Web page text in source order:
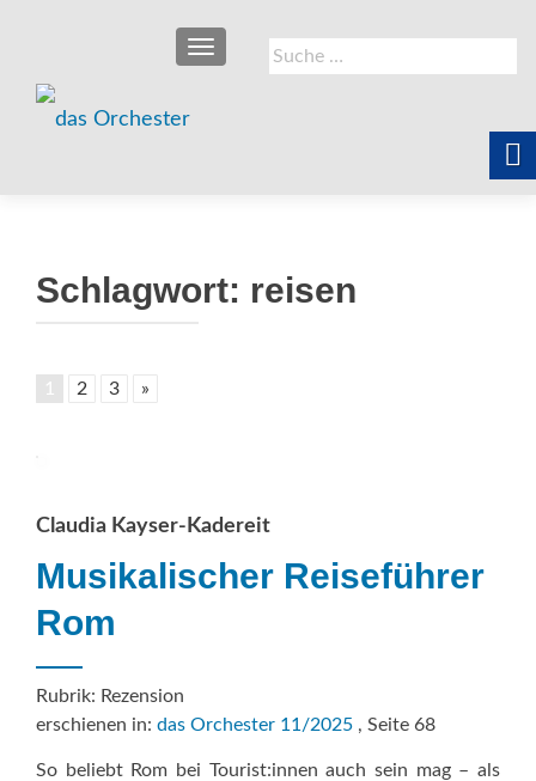
Suche
nach:
SCHALTE NAVIGATION
Schlagwort: reisen
1 2 3 »
Claudia Kayser-Kadereit
Musikalischer Reiseführer
Rom
Rubrik: Rezension
erschienen in: das Orchester 11/2025 , Seite 68
So beliebt Rom bei Tourist:innen auch sein mag – als